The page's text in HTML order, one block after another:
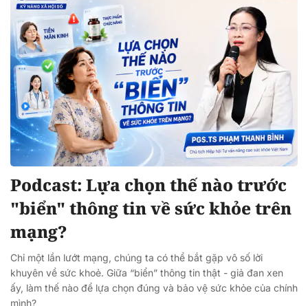
Podcast: Lựa chọn thế nào trước
"biển" thông tin về sức khỏe trên
mạng?
Chỉ một lần lướt mạng, chúng ta có thể bắt gặp vô số lời
khuyên về sức khoẻ. Giữa “biển” thông tin thật - giả đan xen
ấy, làm thế nào để lựa chọn đúng và bảo vệ sức khỏe của chính
mình?